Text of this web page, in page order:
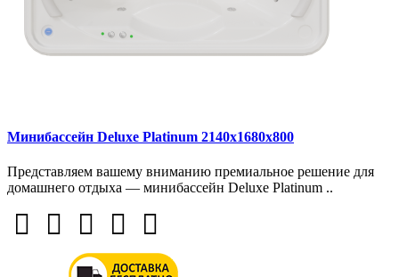
Минибассейн Deluxe Platinum 2140х1680х800
Представляем вашему вниманию премиальное решение для
домашнего отдыха — минибассейн Deluxe Platinum ..